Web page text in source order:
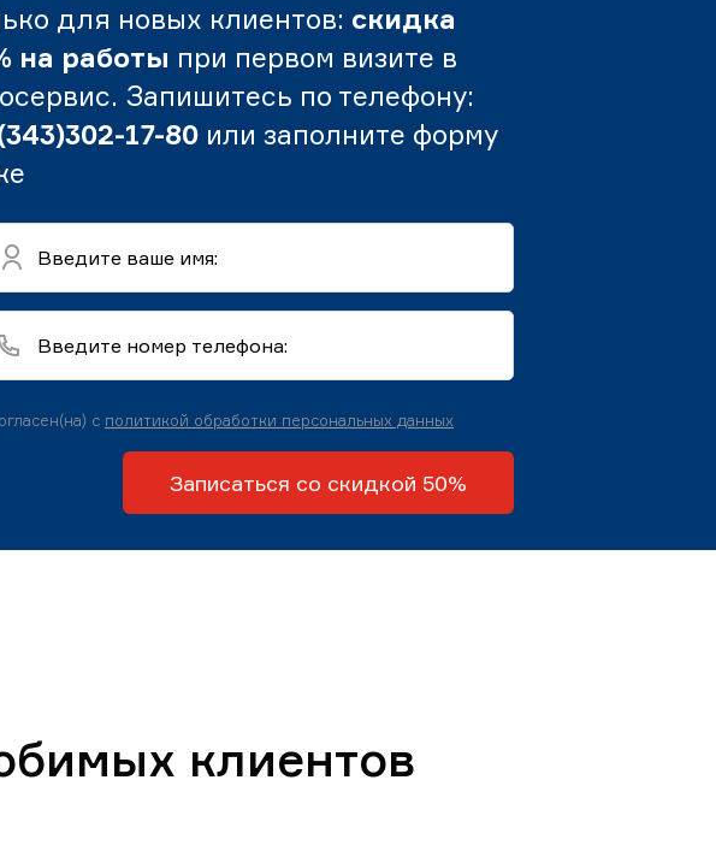
для новых клиентов: скидка
на работы при первом визите в
Запишитесь по телефону:
17-80 или заполните форму
с политикой обработки персональных данных
Записаться со скидкой 50%
клиентов